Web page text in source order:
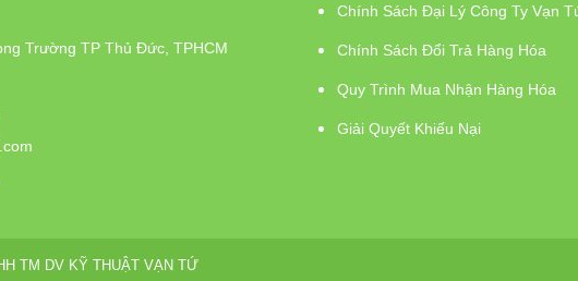
Trường TP Thủ Đức, TPHCM
Chính Sách Đại Lý Công Ty Vạn
Chính Sách Đổi Trả Hàng Hóa
Quy Trình Mua Nhận Hàng Hóa
Giải Quyết Khiếu Nại
TM DV KỸ THUẬT VẠN TỨ